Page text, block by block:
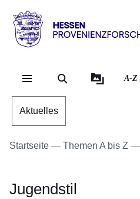
Hessen
Provenienzforschung
A-Z
Aktuelles
Startseite Themen A bis Z
Jugendstil